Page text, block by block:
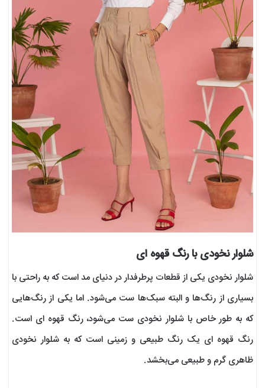
شلوار نخودی با رنگ قهوه ای
شلوار نخودی یکی از قطعات پرطرفدار در دنیای مد است که به راحتی با
بسیاری از رنگ‌ها و البته سبک‌ها ست می‌شود. اما یکی از رنگ‌هایی
که به طور خاص با شلوار نخودی ست می‌شود، رنگ قهوه ای است.
رنگ قهوه ای یک رنگ طبیعی و زمینی است که به شلوار نخودی
ظاهری گرم و طبیعی می‌بخشد.